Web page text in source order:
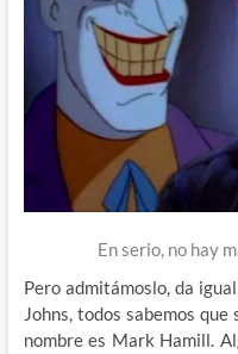
En serio, no hay
Pero admitámoslo, da
Johns, todos sabemos
nombre es Mark Hamill.